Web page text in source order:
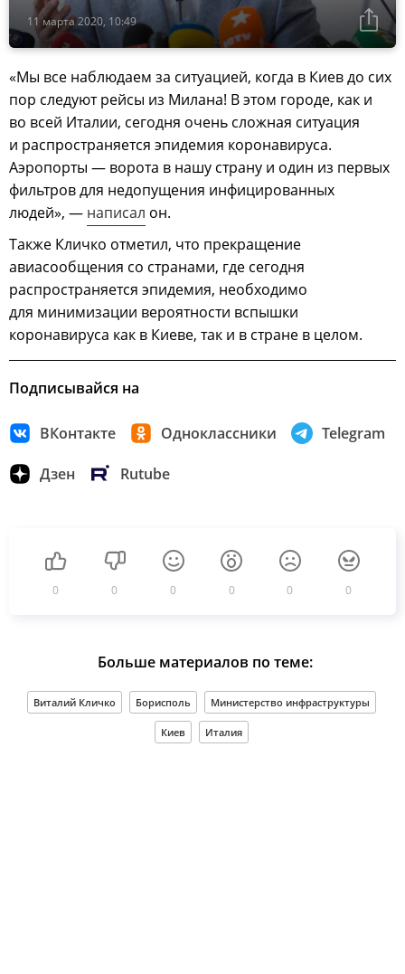
11 марта 2020, 10:49
«Мы все наблюдаем за ситуацией, когда в Киев до сих
пор следуют рейсы из Милана! В этом городе, как и
во всей Италии, сегодня очень сложная ситуация
и распространяется эпидемия коронавируса.
Аэропорты — ворота в нашу страну и один из первых
фильтров для недопущения инфицированных
людей», — написал он.
Также Кличко отметил, что прекращение
авиасообщения со странами, где сегодня
распространяется эпидемия, необходимо
для минимизации вероятности вспышки
коронавируса как в Киеве, так и в стране в целом.
Подписывайся на
ВКонтакте Одноклассники Telegram
Дзен Rutube
0 0 0 0 0 0
Больше материалов по теме:
Виталий Кличко Борисполь Министерство инфраструктуры
Киев Италия